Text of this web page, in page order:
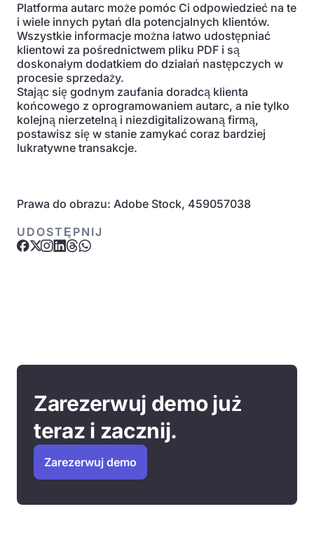
Platforma autarc może pomóc Ci odpowiedzieć na te
i wiele innych pytań dla potencjalnych klientów.
Wszystkie informacje można łatwo udostępniać
klientowi za pośrednictwem pliku PDF i są
doskonałym dodatkiem do działań następczych w
procesie sprzedaży.
Stając się godnym zaufania doradcą klienta
końcowego z oprogramowaniem autarc, a nie tylko
kolejną nierzetelną i niezdigitalizowaną firmą,
postawisz się w stanie zamykać coraz bardziej
lukratywne transakcje.
Prawa do obrazu: Adobe Stock, 459057038
UDOSTĘPNIJ
Zarezerwuj demo już
teraz i zacznij.
Zarezerwuj demo